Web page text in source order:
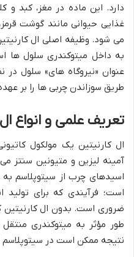
دارد. این ماده در مغز، کبد و
غذایی حیوانی مانند گوشت
می شود. وظیفه اصلی ال
به داخل میتوکندری سلول ها
عنوان «نیروگاه های» سلول در
طریق سوزاندن چربی ها را بر
تعریف علمی و انواع
ال کارنیتین یک مولکول
آمینه لیزین و متیونین سنتز
اسیدهای چرب از سیتوپلاسم
ضروری است. بدون ال کارنیتین
طور مؤثر به میتوکندری
نتیجه ممکن است در سیتوپلاسم